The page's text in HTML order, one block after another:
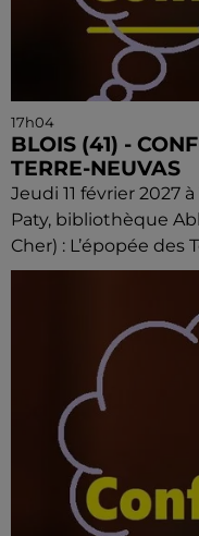
17h04
BLOIS (41) -
TERRE-NEUVAS
Jeudi 11 février 2027
Paty, bibliothèque
Cher) : L’épopée des